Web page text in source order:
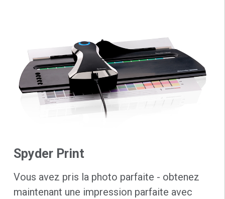
Spyder Print
Vous avez pris la photo parfaite - obtenez
maintenant une impression parfaite avec